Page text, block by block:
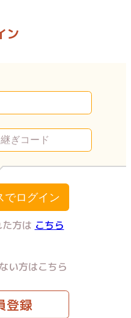
ン
でログイン
方は こちら
い方はこちら
登録